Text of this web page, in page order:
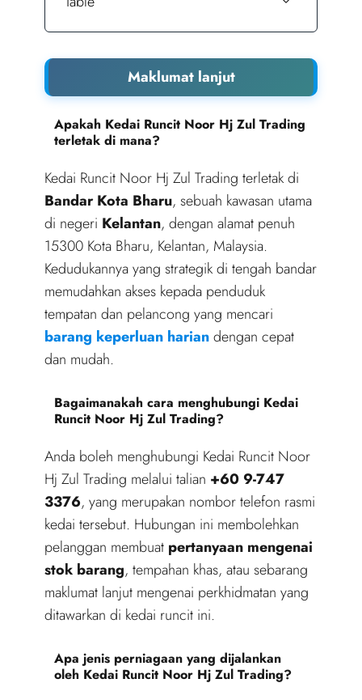
Maklumat lanjut
Apakah Kedai Runcit Noor Hj Zul Trading
terletak di mana?
Kedai Runcit Noor Hj Zul Trading terletak di
Bandar Kota Bharu, sebuah kawasan utama
di negeri Kelantan, dengan alamat penuh
15300 Kota Bharu, Kelantan, Malaysia.
Kedudukannya yang strategik di tengah bandar
memudahkan akses kepada penduduk
tempatan dan pelancong yang mencari
barang keperluan hariandengan cepat
dan mudah.
Bagaimanakah cara menghubungi Kedai
Runcit Noor Hj Zul Trading?
Anda boleh menghubungi Kedai Runcit Noor
Hj Zul Trading melalui talian +60 9-747
3376, yang merupakan nombor telefon rasmi
kedai tersebut. Hubungan ini membolehkan
pelanggan membuat pertanyaan mengenai
stok barang, tempahan khas, atau sebarang
maklumat lanjut mengenai perkhidmatan yang
ditawarkan di kedai runcit ini.
Apa jenis perniagaan yang dijalankan
oleh Kedai Runcit Noor Hj Zul Trading?